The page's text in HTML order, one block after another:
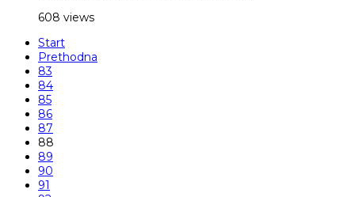
608 views
Start
Prethodna
83
84
85
86
87
88
89
90
91